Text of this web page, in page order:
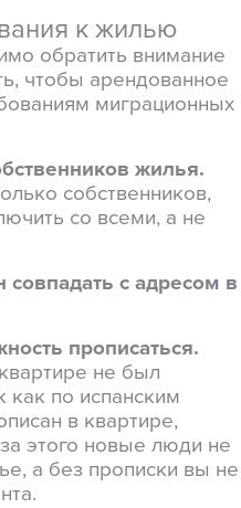
к жилью
обратить внимание
чтобы арендованное
миграционных
жилья.
собственников,
со всеми, а не
с адресом в
прописаться.
не был
как по испанским
в квартире,
этого новые люди не
а без прописки вы не